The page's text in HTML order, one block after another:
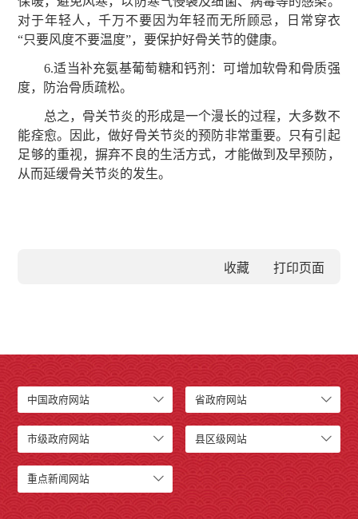
对于年轻人，千万不要因为年轻而无所顾忌，日常穿衣
“只要风度不要温度”，要保护好骨关节的健康。
6.适当补充氨基葡萄糖和钙剂：可增加软骨和骨质强
度，防治骨质疏松。
总之，骨关节炎的形成是一个漫长的过程，大多数不
能痊愈。因此，做好骨关节炎的预防非常重要。只有引起
足够的重视，摒弃不良的生活方式，才能做到及早预防，
从而延缓骨关节炎的发生。
收藏
中国政府网站 省政府网站
市级政府网站 县区级网站
重点新闻网站